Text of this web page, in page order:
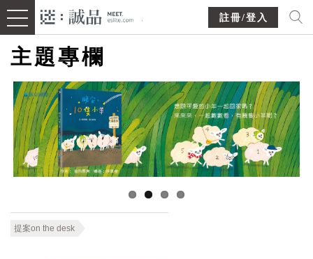
註冊/登入
主題專欄
提案on the desk